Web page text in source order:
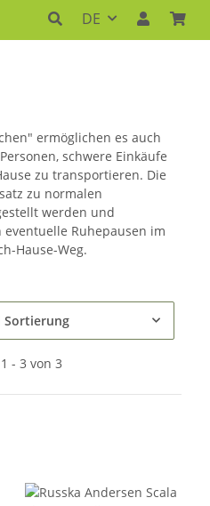
DE
ermöglichen es auch
schwere Einkäufe
zu transportieren. Die
zu normalen
werden und
Ruhepausen im
Hause-Weg.
Sortierung
- 3 von 3